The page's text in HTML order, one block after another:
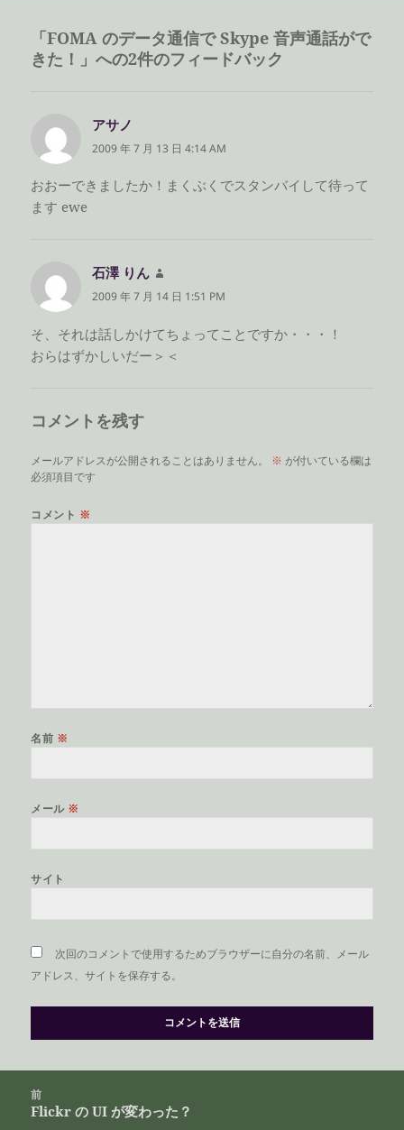
「FOMA のデータ通信で Skype 音声通話がで
きた！」への2件のフィードバック
アサノ
り:
2009 年 7 月 13 日 4:14 AM
おおーできましたか！まくぶくでスタンバイして待って
ます ewe
石澤 りん
り:
2009 年 7 月 14 日 1:51 PM
そ、それは話しかけてちょってことですか・・・！
おらはずかしいだー＞＜
コメントを残す
メールアドレスが公開されることはありません。 ※ が付いている欄は
必須項目です
コメント ※
名前 ※
メール ※
サイト
次回のコメントで使用するためブラウザーに自分の名前、メール
アドレス、サイトを保存する。
前
前
Flickr の UI が変わった？